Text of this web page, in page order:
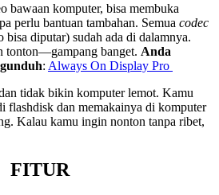
bawaan komputer, bisa membuka
perlu bantuan tambahan. Semua codec
bisa diputar) sudah ada di dalamnya.
tonton—gampang banget. Anda
: Always On Display Pro
tidak bikin komputer lemot. Kamu
flashdisk dan memakainya di komputer
Kalau kamu ingin nonton tanpa ribet,
FITUR